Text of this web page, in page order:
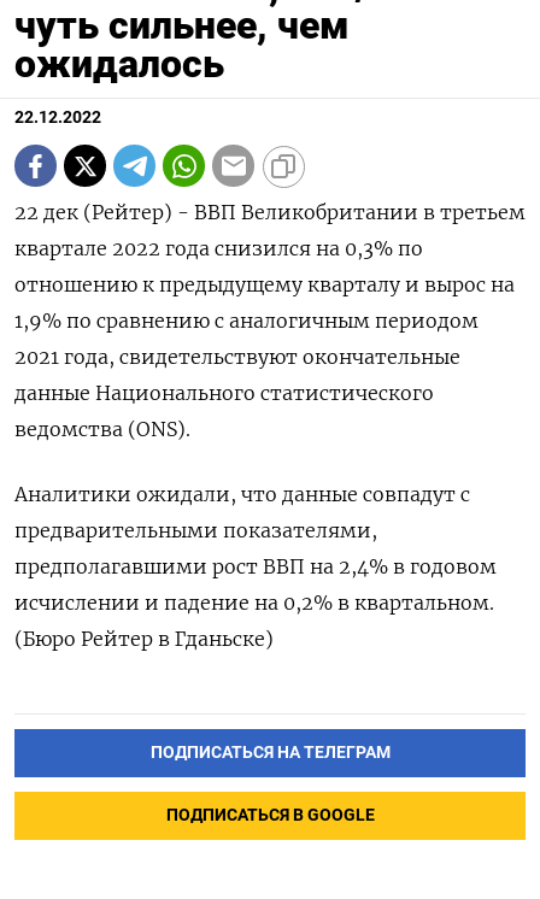
чуть сильнее, чем
ожидалось
22.12.2022
22 дек (Рейтер) - ВВП Великобритании в третьем
квартале 2022 года снизился на 0,3% по
отношению к предыдущему кварталу и вырос на
1,9% по сравнению с аналогичным периодом
2021 года, свидетельствуют окончательные
данные Национального статистического
ведомства (ONS).
Аналитики ожидали, что данные совпадут с
предварительными показателями,
предполагавшими рост ВВП на 2,4% в годовом
исчислении и падение на 0,2% в квартальном.
(Бюро Рейтер в Гданьске)
ПОДПИСАТЬСЯ НА ТЕЛЕГРАМ
ПОДПИСАТЬСЯ В GOOGLE